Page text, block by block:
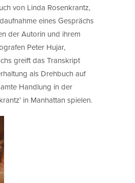
von Linda Rosenkrantz,
eines Gesprächs
der Autorin und ihrem
Peter Hujar,
greift das Transkript
als Drehbuch auf
Handlung in der
in Manhattan spielen.